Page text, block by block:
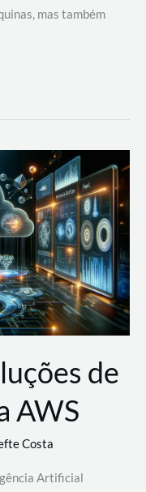
mas também
de
AWS
Costa
Artificial